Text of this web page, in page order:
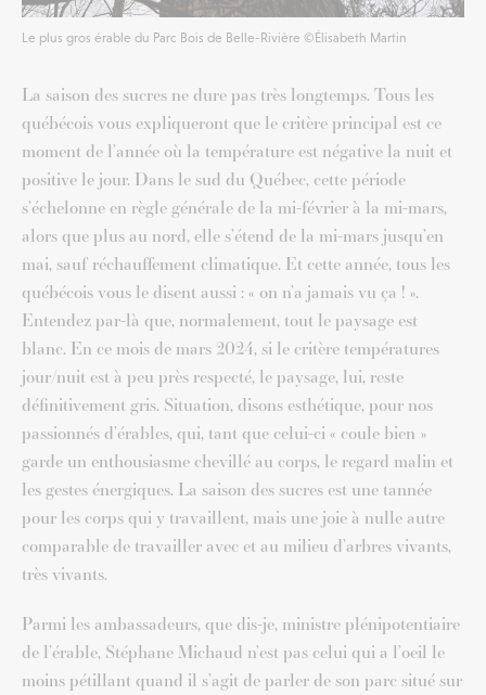
Le plus gros érable du Parc Bois de Belle-Rivière ©Élisabeth Martin
La saison des sucres ne dure pas très longtemps. Tous les
québécois vous expliqueront que le critère principal est ce
moment de l’année où la température est négative la nuit et
positive le jour. Dans le sud du Québec, cette période
s’échelonne en règle générale de la mi-février à la mi-mars,
alors que plus au nord, elle s’étend de la mi-mars jusqu’en
mai, sauf réchauffement climatique. Et cette année, tous les
québécois vous le disent aussi : « on n’a jamais vu ça ! ».
Entendez par-là que, normalement, tout le paysage est
blanc. En ce mois de mars 2024, si le critère températures
jour/nuit est à peu près respecté, le paysage, lui, reste
définitivement gris. Situation, disons esthétique, pour nos
passionnés d’érables, qui, tant que celui-ci « coule bien »
garde un enthousiasme chevillé au corps, le regard malin et
les gestes énergiques. La saison des sucres est une tannée
pour les corps qui y travaillent, mais une joie à nulle autre
comparable de travailler avec et au milieu d’arbres vivants,
très vivants.
Parmi les ambassadeurs, que dis-je, ministre plénipotentiaire
de l’érable, Stéphane Michaud n’est pas celui qui a l’oeil le
moins pétillant quand il s’agit de parler de son parc situé sur